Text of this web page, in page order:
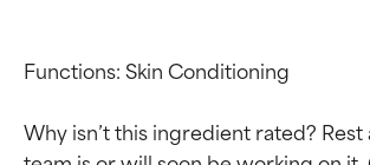
Functions: Skin Conditioning
Why isn’t this ingredient rated?